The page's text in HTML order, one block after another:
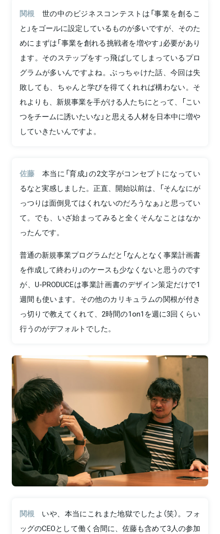
関根
世の中のビジネスコンテストは「事業を創るこ
と」をゴールに設定しているものが多いですが、そのた
めにまずは「事業を創れる挑戦者を増やす」必要があり
ます。そのステップをすっ飛ばしてしまっているプロ
グラムが多いんですよね。ぶっちゃけた話、今回は失
敗しても、ちゃんと学びを得てくれれば構わない。そ
れよりも、新規事業を手がける人たちにとって、「こい
つをチームに誘いたいな」と思える人材を日本中に増や
していきたいんですよ。
佐藤
本当に「育成」の2文字がコンセプトになってい
るなと実感しました。正直、開始以前は、「そんなにが
っつりは面倒見てはくれないのだろうなぁ」と思ってい
て。でも、いざ始まってみると全くそんなことはなか
ったんです。
普通の新規事業プログラムだと「なんとなく事業計画書
を作成して終わり」のケースも少なくないと思うのです
が、U-PRODUCEは事業計画書のデザイン策定だけで1
週間も使います。その他のカリキュラムの関根が付き
っ切りで教えてくれて、2時間の1on1を週に3回くらい
行うのがデフォルトでした。
関根
いや、本当にこれまた地獄でしたよ（笑）。フォ
ッグのCEOとして働く合間に、佐藤も含めて3人の参加